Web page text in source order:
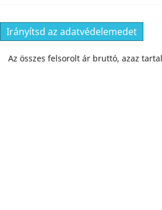
Irányítsd az adatvédelemedet
Az összes felsorolt ár bruttó, azaz